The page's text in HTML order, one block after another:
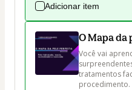
Adicionar item
O Mapa da
Você vai
tratamentos
procedimento.